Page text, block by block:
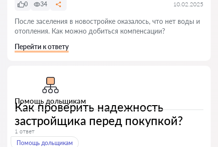
0 34 10.02.2025
После заселения в новостройке оказалось, что нет воды и
отопления. Как можно добиться компенсации?
Перейти к ответу
Помощь дольщикам
Как проверить надежность
застройщика перед покупкой?
1 ответ
Помощь дольщикам